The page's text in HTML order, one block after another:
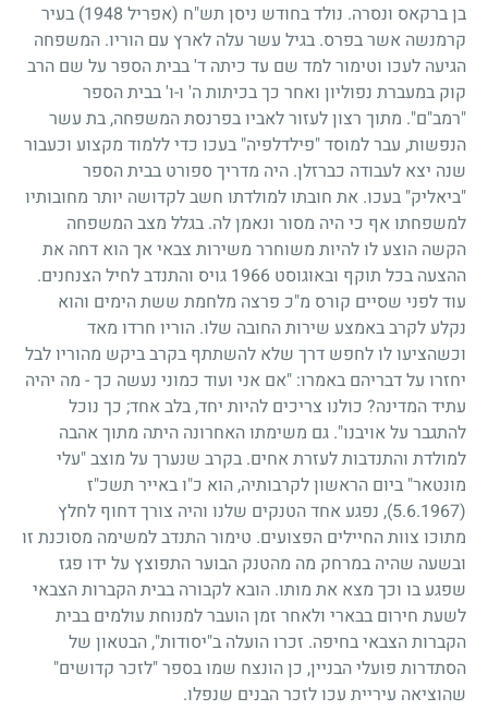
בן ברקאס ונסרה. נולד בחודש ניסן תש"ח (אפריל 1948) בעיר
קרמנשה אשר בפרס. בגיל עשר עלה לארץ עם הוריו. המשפחה
הגיעה לעכו וטימור למד שם עד כיתה ד' בבית הספר על שם הרב
קוק במעברת נפוליון ואחר כך בכיתות ה' ו-ו' בבית הספר
"רמב"ם". מתוך רצון לעזור לאביו בפרנסת המשפחה, בת עשר
הנפשות, עבר למוסד "פילדלפיה" בעכו כדי ללמוד מקצוע וכעבור
שנה יצא לעבודה כברזלן. היה מדריך ספורט בבית הספר
"ביאליק" בעכו. את חובתו למולדתו חשב לקדושה יותר מחובותיו
למשפחתו אף כי היה מסור ונאמן לה. בגלל מצב המשפחה
הקשה הוצע לו להיות משוחרר משירות צבאי אך הוא דחה את
ההצעה בכל תוקף ובאוגוסט 1966 גויס והתנדב לחיל הצנחנים.
עוד לפני שסיים קורס מ"כ פרצה מלחמת ששת הימים והוא
נקלע לקרב באמצע שירות החובה שלו. הוריו חרדו מאד
וכשהציעו לו לחפש דרך שלא להשתתף בקרב ביקש מהוריו לבל
יחזרו על דבריהם באמרו: "אם אני ועוד כמוני נעשה כך - מה יהיה
עתיד המדינה? כולנו צריכים להיות יחד, בלב אחד; כך נוכל
להתגבר על אויבנו". גם משימתו האחרונה היתה מתוך אהבה
למולדת והתנדבות לעזרת אחים. בקרב שנערך על מוצב "עלי
מונטאר" ביום הראשון לקרבותיה, הוא כ"ו באייר תשכ"ז
(5.6.1967)
, נפגע אחד הטנקים שלנו והיה צורך דחוף לחלץ
מתוכו צוות החיילים הפצועים. טימור התנדב למשימה מסוכנת זו
ובשעה שהיה במרחק מה מהטנק הבוער התפוצץ על ידו פגז
שפגע בו וכך מצא את מותו. הובא לקבורה בבית הקברות הצבאי
לשעת חירום בבארי ולאחר זמן הועבר למנוחת עולמים בבית
הקברות הצבאי בחיפה. זכרו הועלה ב"יסודות", הבטאון של
הסתדרות פועלי הבניין, כן הונצח שמו בספר "לזכר קדושים"
שהוציאה עיריית עכו לזכר הבנים שנפלו.